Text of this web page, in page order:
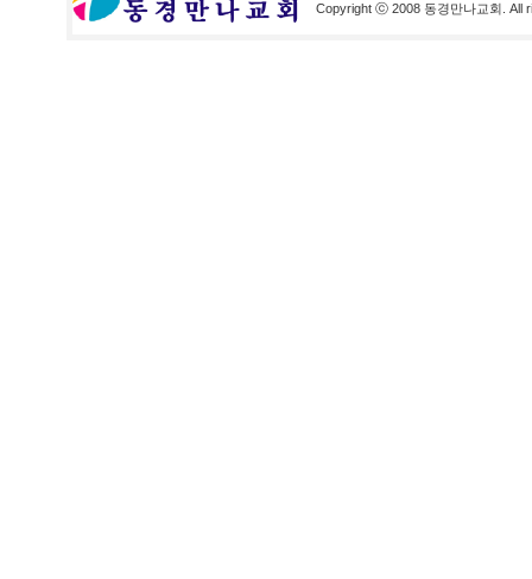
Copyright ⓒ 2008 동경만나교회. All